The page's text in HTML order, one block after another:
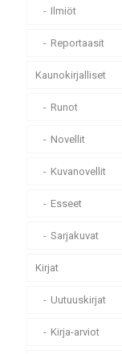
Ilmiöt
Reportaasit
Kaunokirjalliset
Runot
Novellit
Kuvanovellit
Esseet
Sarjakuvat
Kirjat
Uutuuskirjat
Kirja-arviot